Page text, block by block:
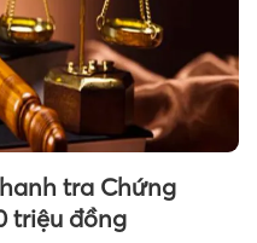
tra Chứng
triệu đồng